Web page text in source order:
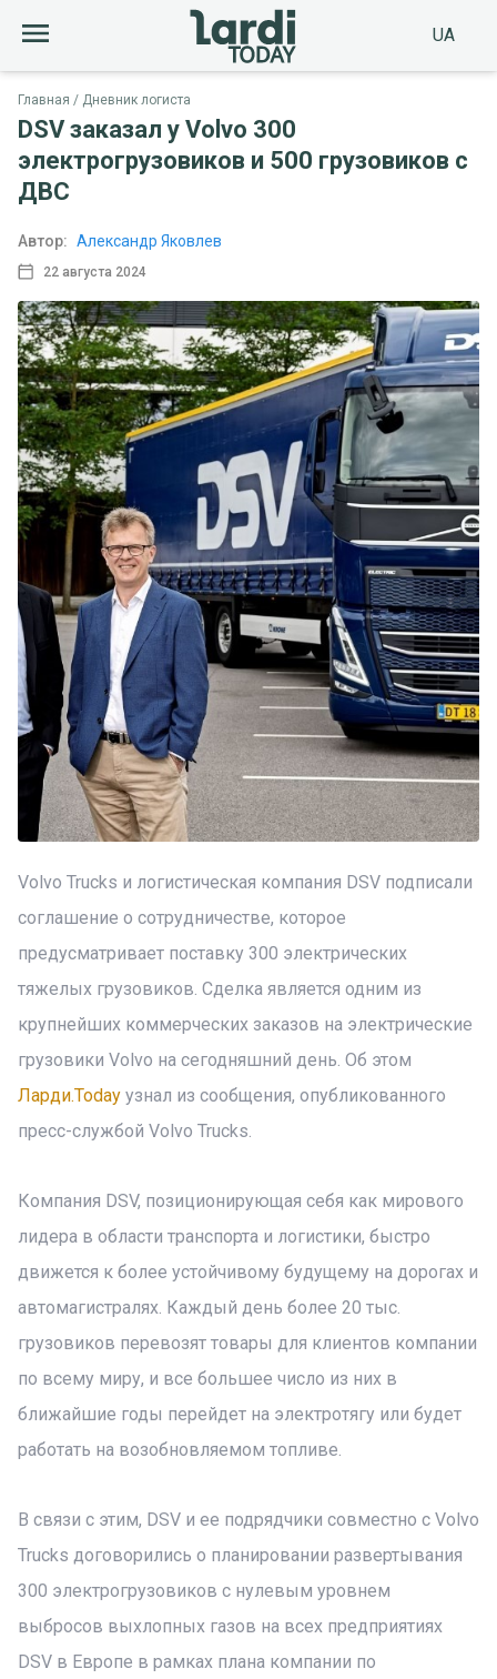
UA
Главная Дневник логиста
DSV заказал у Volvo 300
электрогрузовиков и 500 грузовиков с
ДВС
22 августа 2024
Автор: Александр Яковлев
Volvo Trucks и логистическая компания DSV подписали
соглашение о сотрудничестве, которое
предусматривает поставку 300 электрических
тяжелых грузовиков. Сделка является одним из
крупнейших коммерческих заказов на электрические
грузовики Volvo на сегодняшний день. Об этом
Ларди.Today узнал из сообщения, опубликованного
пресс-службой Volvo Trucks.
Компания DSV, позиционирующая себя как мирового
лидера в области транспорта и логистики, быстро
движется к более устойчивому будущему на дорогах и
автомагистралях. Каждый день более 20 тыс.
грузовиков перевозят товары для клиентов компании
по всему миру, и все большее число из них в
ближайшие годы перейдет на электротягу или будет
работать на возобновляемом топливе.
В связи с этим, DSV и ее подрядчики совместно с Volvo
Trucks договорились о планировании развертывания
300 электрогрузовиков с нулевым уровнем
выбросов выхлопных газов на всех предприятиях
DSV в Европе в рамках плана компании по